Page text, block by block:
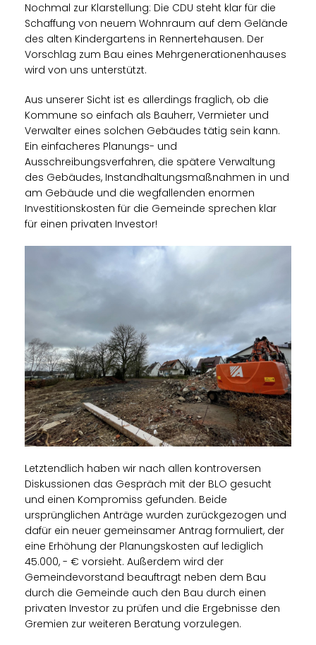
Nochmal zur Klarstellung: Die CDU steht klar für die
Schaffung von neuem Wohnraum auf dem Gelände
des alten Kindergartens in Rennertehausen. Der
Vorschlag zum Bau eines Mehrgenerationenhauses
wird von uns unterstützt.
Aus unserer Sicht ist es allerdings fraglich, ob die
Kommune so einfach als Bauherr, Vermieter und
Verwalter eines solchen Gebäudes tätig sein kann.
Ein einfacheres Planungs- und
Ausschreibungsverfahren, die spätere Verwaltung
des Gebäudes, Instandhaltungsmaßnahmen in und
am Gebäude und die wegfallenden enormen
Investitionskosten für die Gemeinde sprechen klar
für einen privaten Investor!
Letztendlich haben wir nach allen kontroversen
Diskussionen das Gespräch mit der BLO gesucht
und einen Kompromiss gefunden. Beide
ursprünglichen Anträge wurden zurückgezogen und
dafür ein neuer gemeinsamer Antrag formuliert, der
eine Erhöhung der Planungskosten auf lediglich
45.000, - € vorsieht. Außerdem wird der
Gemeindevorstand beauftragt neben dem Bau
durch die Gemeinde auch den Bau durch einen
privaten Investor zu prüfen und die Ergebnisse den
Gremien zur weiteren Beratung vorzulegen.